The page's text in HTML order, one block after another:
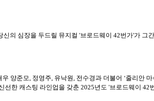
의 심장을 두드릴 뮤지컬 '브로드웨이 42번가'가
양준모, 정영주, 유낙원, 전수경과 더불어 ‘줄리안
선한 캐스팅 라인업을 갖춘 2025년도 '브로드웨이